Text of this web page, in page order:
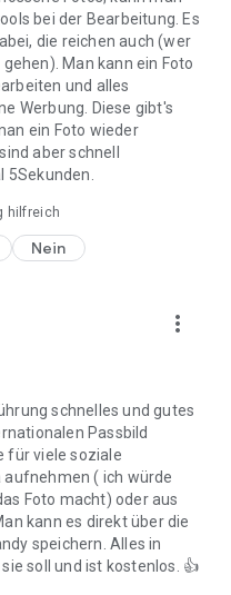
bei der Bearbeitung. Es
die reichen auch (wer
Man kann ein Foto
und alles
Werbung. Diese gibt's
ein Foto wieder
aber schnell
hilfreich
Nein
more_vert
schnelles und gutes
Passbild
für viele soziale
aufnehmen ( ich würde
Foto macht) oder aus
kann es direkt über die
speichern. Alles in
soll und ist kostenlos. 👍